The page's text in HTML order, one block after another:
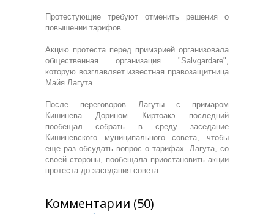
Протестующие требуют отменить решения о
повышении тарифов.
Акцию протеста перед примэрией организовала
общественная организация "Salvgardare",
которую возглавляет известная правозащитница
Майя Лагута.
После переговоров Лагуты с примаром
Кишинева Дорином Киртоакэ последний
пообещал собрать в среду заседание
Кишиневского муниципального совета, чтобы
еще раз обсудать вопрос о тарифах. Лагута, со
своей стороны, пообещала приостановить акции
протеста до заседания совета.
Комментарии (50)